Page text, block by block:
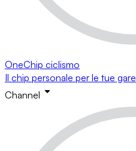
OneChip ciclismo
Il chip personale per le tue gare
Channel